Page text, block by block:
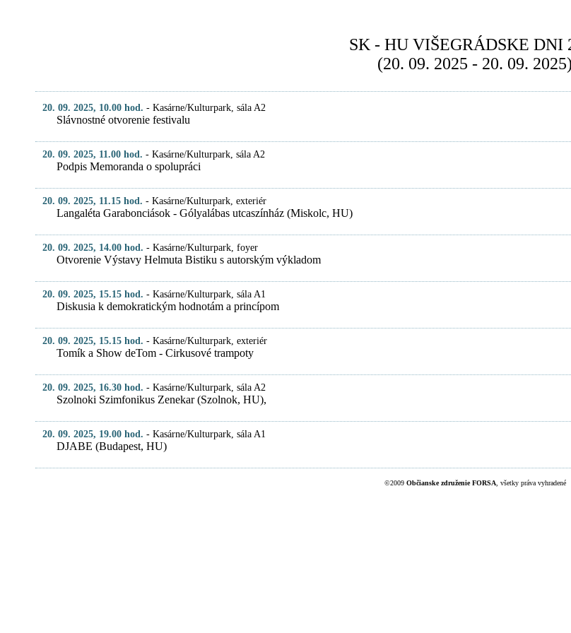
SK - HU VIŠEGRÁDSKE DNI
(20. 09. 2025 - 20. 09. 2025)
20. 09. 2025, 10.00 hod. - Kasárne/Kulturpark, sála A2
Slávnostné otvorenie festivalu
20. 09. 2025, 11.00 hod. - Kasárne/Kulturpark, sála A2
Podpis Memoranda o spolupráci
20. 09. 2025, 11.15 hod. - Kasárne/Kulturpark, exteriér
Langaléta Garabonciások - Gólyalábas utcaszínház (Miskolc, HU)
20. 09. 2025, 14.00 hod. - Kasárne/Kulturpark, foyer
Otvorenie Výstavy Helmuta Bistiku s autorským výkladom
20. 09. 2025, 15.15 hod. - Kasárne/Kulturpark, sála A1
Diskusia k demokratickým hodnotám a princípom
20. 09. 2025, 15.15 hod. - Kasárne/Kulturpark, exteriér
Tomík a Show deTom - Cirkusové trampoty
20. 09. 2025, 16.30 hod. - Kasárne/Kulturpark, sála A2
Szolnoki Szimfonikus Zenekar (Szolnok, HU),
20. 09. 2025, 19.00 hod. - Kasárne/Kulturpark, sála A1
DJABE (Budapest, HU)
©2009 Občianske združenie FORSA, všetky práva vyhradené